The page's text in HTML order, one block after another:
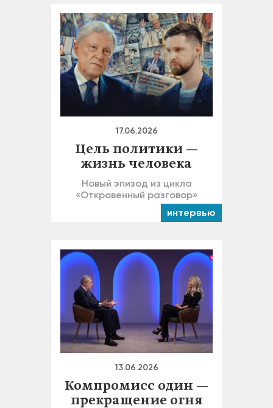
17.06.2026
Цель политики —
жизнь человека
Новый эпизод из цикла
«Откровенный разговор»
интервью
13.06.2026
Компромисс один —
прекращение огня